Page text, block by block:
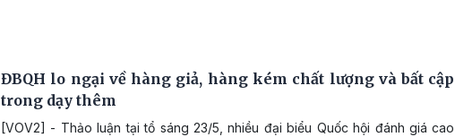
ĐBQH lo ngại về hàng giả, hàng kém chất lượng và bất cập
trong dạy thêm
[VOV2] - Thảo luận tại tổ sáng 23/5, nhiều đại biểu Quốc hội đánh giá cao